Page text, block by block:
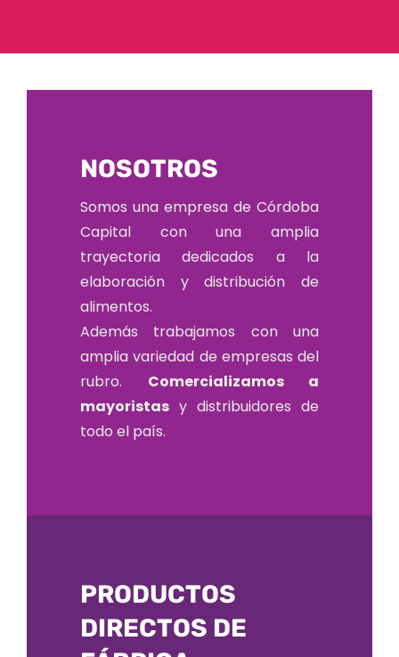
NOSOTROS
Somos una empresa de Córdoba
Capital con una amplia
trayectoria dedicados a la
elaboración y distribución de
alimentos.
Además trabajamos con una
amplia variedad de empresas del
rubro. Comercializamos a
mayoristasy distribuidores de
todo el país.
PRODUCTOS
DIRECTOS DE